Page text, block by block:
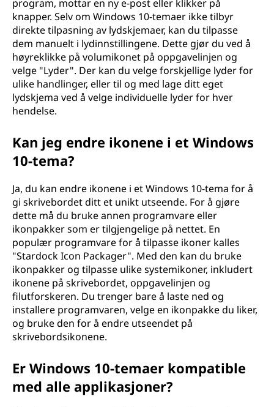
program, mottar en ny e-post eller klikker på
knapper. Selv om Windows 10-temaer ikke tilbyr
direkte tilpasning av lydskjemaer, kan du tilpasse
dem manuelt i lydinnstillingene. Dette gjør du ved å
høyreklikke på volumikonet på oppgavelinjen og
velge "Lyder". Der kan du velge forskjellige lyder for
ulike handlinger, eller til og med lage ditt eget
lydskjema ved å velge individuelle lyder for hver
hendelse.
Kan jeg endre ikonene i et Windows
10-tema?
Ja, du kan endre ikonene i et Windows 10-tema for å
gi skrivebordet ditt et unikt utseende. For å gjøre
dette må du bruke annen programvare eller
ikonpakker som er tilgjengelige på nettet. En
populær programvare for å tilpasse ikoner kalles
"Stardock Icon Packager". Med den kan du bruke
ikonpakker og tilpasse ulike systemikoner, inkludert
ikonene på skrivebordet, oppgavelinjen og
filutforskeren. Du trenger bare å laste ned og
installere programvaren, velge en ikonpakke du liker,
og bruke den for å endre utseendet på
skrivebordsikonene.
Er Windows 10-temaer kompatible
med alle applikasjoner?